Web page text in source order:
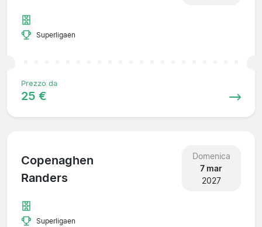
Superligaen
Prezzo da
25 €
Copenaghen
Randers
Domenica
7 mar
2027
Superligaen